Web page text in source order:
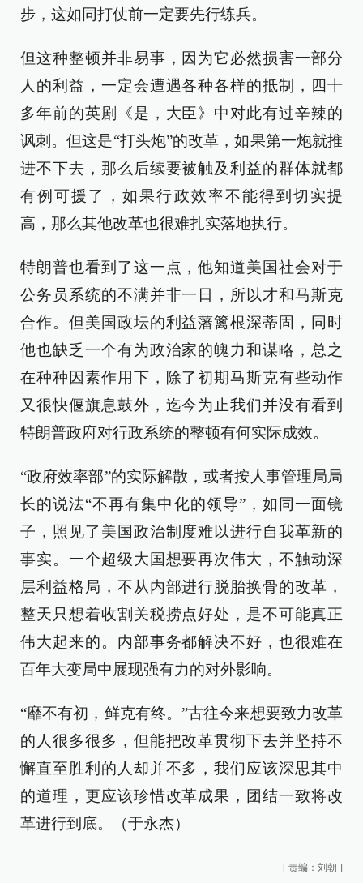
步，这如同打仗前一定要先行练兵。
但这种整顿并非易事，因为它必然损害一部分
人的利益，一定会遭遇各种各样的抵制，四十
多年前的英剧《是，大臣》中对此有过辛辣的
讽刺。但这是“打头炮”的改革，如果第一炮就推
进不下去，那么后续要被触及利益的群体就都
有例可援了，如果行政效率不能得到切实提
高，那么其他改革也很难扎实落地执行。
特朗普也看到了这一点，他知道美国社会对于
公务员系统的不满并非一日，所以才和马斯克
合作。但美国政坛的利益藩篱根深蒂固，同时
他也缺乏一个有为政治家的魄力和谋略，总之
在种种因素作用下，除了初期马斯克有些动作
又很快偃旗息鼓外，迄今为止我们并没有看到
特朗普政府对行政系统的整顿有何实际成效。
“政府效率部”的实际解散，或者按人事管理局局
长的说法“不再有集中化的领导”，如同一面镜
子，照见了美国政治制度难以进行自我革新的
事实。一个超级大国想要再次伟大，不触动深
层利益格局，不从内部进行脱胎换骨的改革，
整天只想着收割关税捞点好处，是不可能真正
伟大起来的。内部事务都解决不好，也很难在
百年大变局中展现强有力的对外影响。
“靡不有初，鲜克有终。”古往今来想要致力改革
的人很多很多，但能把改革贯彻下去并坚持不
懈直至胜利的人却并不多，我们应该深思其中
的道理，更应该珍惜改革成果，团结一致将改
革进行到底。（于永杰）
[ 责编：刘朝 ]